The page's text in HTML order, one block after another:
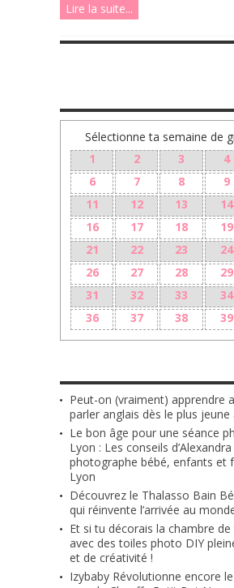
Lire la suite...
Sélectionne ta semaine de
1
2 3 4
6
7 8 9
11
12 13 14
16
17 18 19
21
22 23 24
26
27 28 29
31
32 33 34
36
37 38 39
Peut-on (vraiment) apprendre
parler anglais dès le plus jeune
Le bon âge pour une séance
Lyon : Les conseils
photographe bébé, enfants et
Lyon
Découvrez le Thalasso Bain
qui réinvente l’arrivée au
Et si tu décorais la chambre
avec des toiles photo DIY
et de créativité !
Izybaby Révolutionne encore